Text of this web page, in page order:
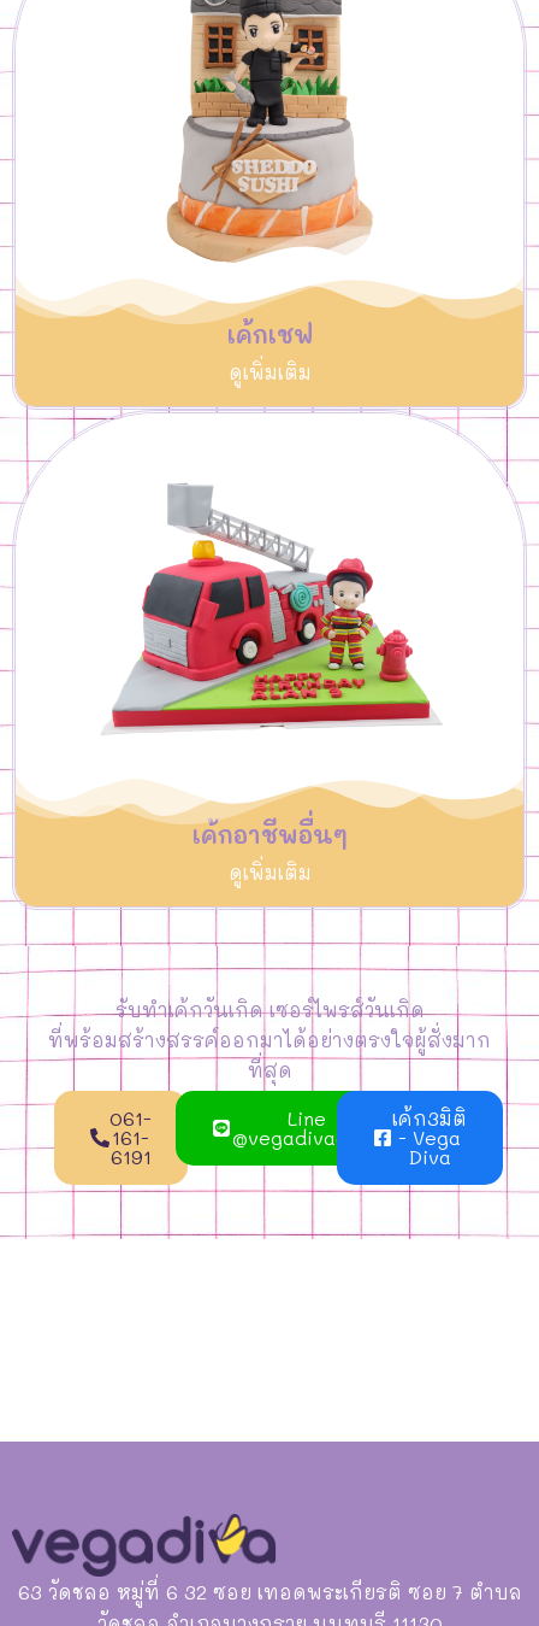
เค้กเชฟ
ดูเพิ่มเติม
เค้กอาชีพอื่นๆ
ดูเพิ่มเติม
รับทำเค้กวันเกิด เซอร์ไพรส์วันเกิด
ที่พร้อมสร้างสรรค์ออกมาได้อย่างตรงใจผู้สั่งมาก
ที่สุด​
061-
161-
6191
Line
@vegadivacake
เค้ก3มิติ
- Vega
Diva
63 วัดชลอ หมู่ที่ 6 32 ซอย เทอดพระเกียรติ ซอย 7 ตำบล